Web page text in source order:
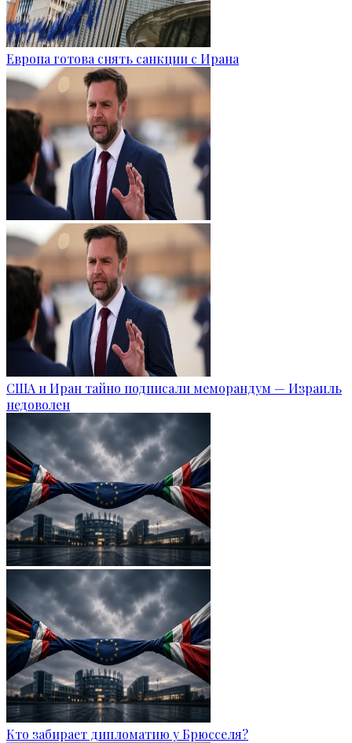
Европа готова снять санкции с Ирана
США и Иран тайно подписали меморандум — Израиль
недоволен
Кто забирает дипломатию у Брюсселя?